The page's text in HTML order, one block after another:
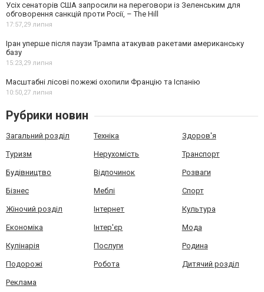
Усіх сенаторів США запросили на переговори із Зеленським для
обговорення санкцій проти Росії, – The Hill
17:57,29 липня
Іран уперше після паузи Трампа атакував ракетами американську
базу
15:23,29 липня
Масштабні лісові пожежі охопили Францію та Іспанію
10:50,27 липня
Рубрики новин
Загальний розділ Техніка Здоров'я
Туризм Нерухомість Транспорт
Будівництво Відпочинок Розваги
Бізнес Меблі Спорт
Жіночий розділ Інтернет Культура
Економіка Інтер'єр Мода
Кулінарія Послуги Родина
Подорожі Робота Дитячий розділ
Реклама